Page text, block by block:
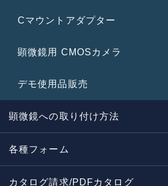
Cマウントアダプター
顕微鏡用 CMOSカメラ
デモ使用品販売
顕微鏡への取り付け方法
各種フォーム
カタログ請求/PDFカタログ